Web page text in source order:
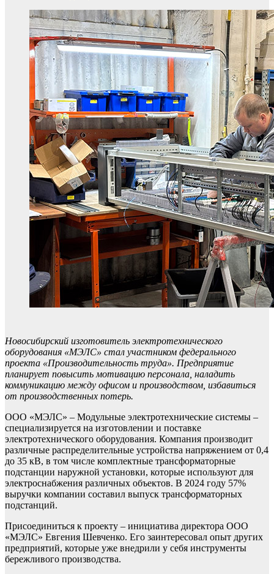
Новосибирский изготовитель электротехнического
оборудования «МЭЛС» стал участником федерального
проекта «Производительность труда». Предприятие
планирует повысить мотивацию персонала, наладить
коммуникацию между офисом и производством, избавиться
от производственных потерь.
ООО «МЭЛС» – Модульные электротехнические системы –
специализируется на изготовлении и поставке
электротехнического оборудования. Компания производит
различные распределительные устройства напряжением от 0,4
до 35 кВ, в том числе комплектные трансформаторные
подстанции наружной установки, которые используют для
электроснабжения различных объектов. В 2024 году 57%
выручки компании составил выпуск трансформаторных
подстанций.
Присоединиться к проекту – инициатива директора ООО
«МЭЛС» Евгения Шевченко. Его заинтересовал опыт других
предприятий, которые уже внедрили у себя инструменты
бережливого производства.